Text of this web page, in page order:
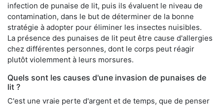
infection de punaise de lit, puis ils évaluent le niveau de
contamination, dans le but de déterminer de la bonne
stratégie à adopter pour éliminer les insectes nuisibles.
La présence des punaises de lit peut être cause d'allergies
chez différentes personnes, dont le corps peut réagir
plutôt violemment à leurs morsures.
Quels sont les causes d'une invasion de punaises de
lit ?
C'est une vraie perte d'argent et de temps, que de penser